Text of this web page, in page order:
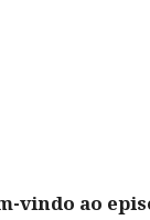
vindo ao